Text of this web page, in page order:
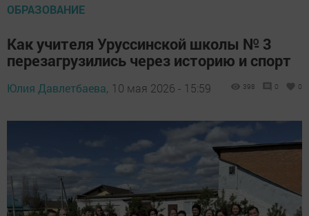
ОБРАЗОВАНИЕ
Как учителя Уруссинской школы № 3
перезагрузились через историю и спорт
Юлия Давлетбаева, 10 мая 2026 - 15:59 398 0 0